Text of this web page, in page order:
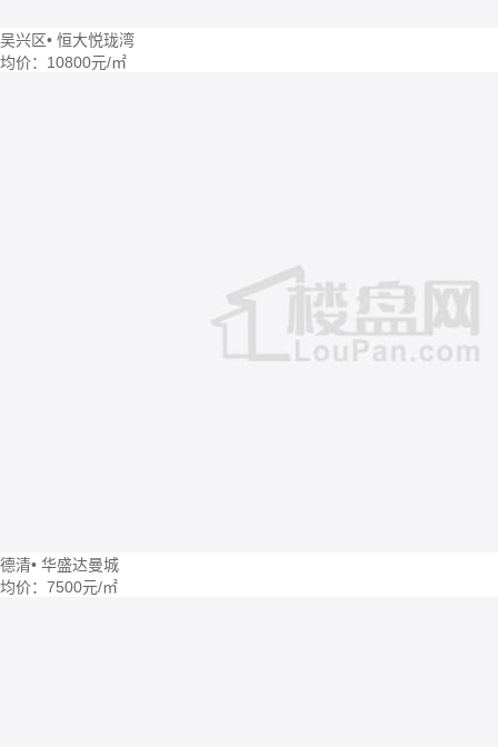
吴兴区• 恒大悦珑湾
均价： 10800元/㎡
德清• 华盛达曼城
均价： 7500元/㎡